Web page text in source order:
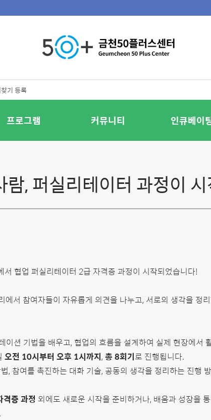
기 등록
프로그램 커뮤니티 인큐베이
, 퍼실리테이터 과정이
서 협업 퍼실리테이터 2급 자격증 과정이 시작되었습니다!
에서 참여자들이 자유롭게 의견을 나누고, 서로의 생각을 정
션 기법을 배우고, 협업의 흐름을 설계하여 실제 현장에서
오전 10시부터 오후 1시까지, 총 8회기로 진행됩니다.
, 참여를 촉진하는 대화 기술, 공동의 생각을 정리하는 진행
증 과정 외에도 새로운 시작을 준비하거나, 배움과 성장을